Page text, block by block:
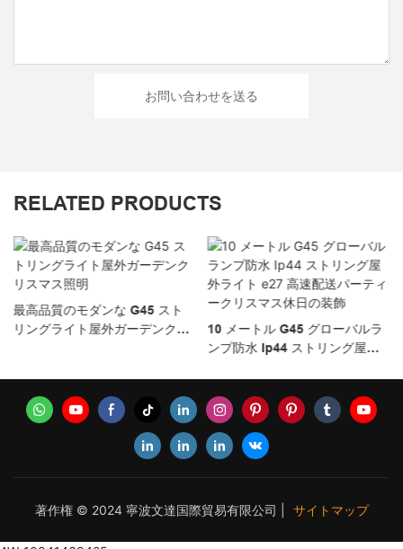
お問い合わせを送る
RELATED PRODUCTS
最高品質のモダンな G45 スト
リングライト屋外ガーデンクリ
10 メートル G45 グローバルラ
ンプ防水 Ip44 ストリング屋外
著作権 © 2024 寧波文達国際貿易有限公司 | サイトマップ